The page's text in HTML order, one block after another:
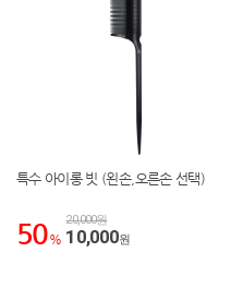
특수 아이롱 빗 (왼손,오른손 선택)
50 %
20,000원
10,000원